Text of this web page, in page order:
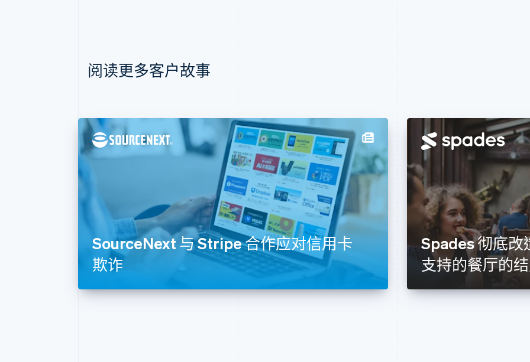
阅读更多客户故事
SourceNext 与 Stripe 合作应对信用卡
欺诈
Spades 彻底
支持的餐厅的